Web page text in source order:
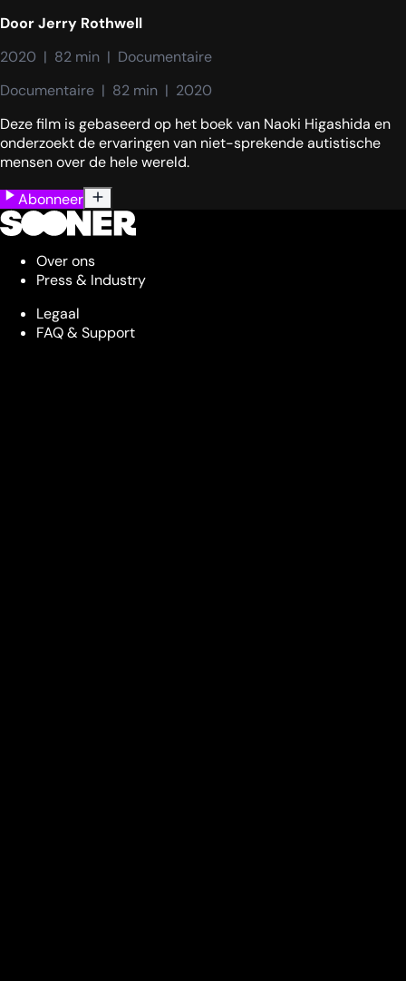
DoorJerry Rothwell
2020  |  82 min  |  Documentaire
Documentaire  |  82 min  |  2020
Deze film is gebaseerd op het boek van Naoki Higashida en
onderzoekt de ervaringen van niet-sprekende autistische
mensen over de hele wereld.
Abonneer
Over ons
Press & Industry
Legaal
FAQ & Support